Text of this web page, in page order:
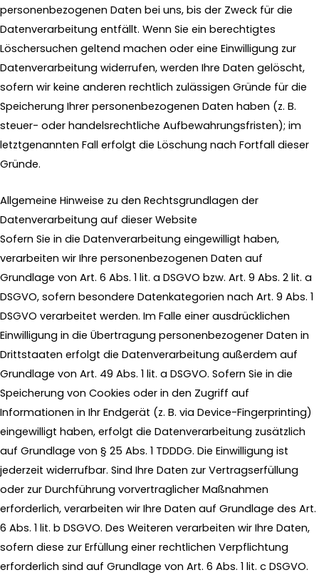
personenbezogenen Daten bei uns, bis der Zweck für die
Datenverarbeitung entfällt. Wenn Sie ein berechtigtes
Löschersuchen geltend machen oder eine Einwilligung zur
Datenverarbeitung widerrufen, werden Ihre Daten gelöscht,
sofern wir keine anderen rechtlich zulässigen Gründe für die
Speicherung Ihrer personenbezogenen Daten haben (z. B.
steuer- oder handelsrechtliche Aufbewahrungsfristen); im
letztgenannten Fall erfolgt die Löschung nach Fortfall dieser
Gründe.
Allgemeine Hinweise zu den Rechtsgrundlagen der
Datenverarbeitung auf dieser Website
Sofern Sie in die Datenverarbeitung eingewilligt haben,
verarbeiten wir Ihre personenbezogenen Daten auf
Grundlage von Art. 6 Abs. 1 lit. a DSGVO bzw. Art. 9 Abs. 2 lit. a
DSGVO, sofern besondere Datenkategorien nach Art. 9 Abs. 1
DSGVO verarbeitet werden. Im Falle einer ausdrücklichen
Einwilligung in die Übertragung personenbezogener Daten in
Drittstaaten erfolgt die Datenverarbeitung außerdem auf
Grundlage von Art. 49 Abs. 1 lit. a DSGVO. Sofern Sie in die
Speicherung von Cookies oder in den Zugriff auf
Informationen in Ihr Endgerät (z. B. via Device-Fingerprinting)
eingewilligt haben, erfolgt die Datenverarbeitung zusätzlich
auf Grundlage von § 25 Abs. 1 TDDDG. Die Einwilligung ist
jederzeit widerrufbar. Sind Ihre Daten zur Vertragserfüllung
oder zur Durchführung vorvertraglicher Maßnahmen
erforderlich, verarbeiten wir Ihre Daten auf Grundlage des Art.
6 Abs. 1 lit. b DSGVO. Des Weiteren verarbeiten wir Ihre Daten,
sofern diese zur Erfüllung einer rechtlichen Verpflichtung
erforderlich sind auf Grundlage von Art. 6 Abs. 1 lit. c DSGVO.